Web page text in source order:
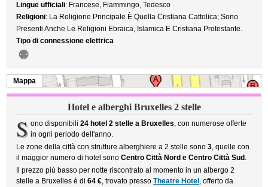
Lingue ufficiali: Francese, Fiammingo, Tedesco
Religioni: La Religione Principale È Quella Cristiana Cattolica; Sono
Presenti Anche Le Religioni Ebraica, Islamica E Cristiana Protestante.
Tipo di connessione elettrica
Mappa
Hotel e alberghi Bruxelles 2 stelle
S ono disponibili 24 hotel 2 stelle a Bruxelles, con numerose offerte
in ogni periodo dell'anno.
Le zone della città con strutture alberghiere a 2 stelle sono3, quelle con
il maggior numero di hotel sonoCentro Città Nord e Centro Città Sud .
Il prezzo più basso per notte riscontrato al momento in un albergo 2
stelle a Bruxelles è di64 €, trovato pressoTheatre Hotel , offerto da